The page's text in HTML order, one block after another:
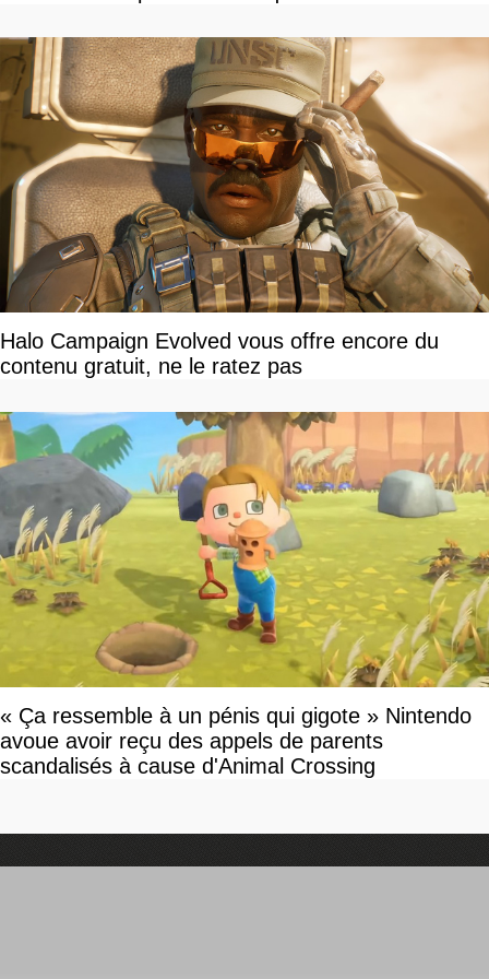
Halo Campaign Evolved vous offre encore du
contenu gratuit, ne le ratez pas
« Ça ressemble à un pénis qui gigote » Nintendo
avoue avoir reçu des appels de parents
scandalisés à cause d'Animal Crossing